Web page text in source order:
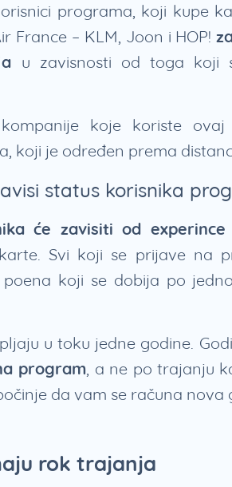
programa, koji kupe
France – KLM, Joon i HOP!
u zavisnosti od toga koji
koje koriste ovaj
koji je određen prema
status korisnika
će zavisiti od experince
Svi koji se prijave na
koji se dobija po
u toku jedne godine.
program, a ne po trajanju
da vam se računa
rok trajanja